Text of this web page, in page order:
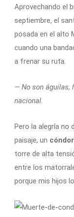
Aprovechando el
septiembre, el
posada en el alto
cuando una
a frenar su ruta.
— No son águilas,
nacional.
Pero la alegría no
paisaje, un
torre de alta
entre los
porque mis hijos